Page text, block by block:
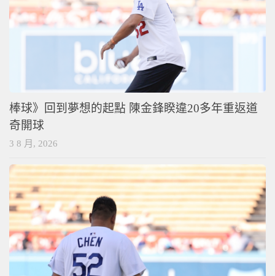
棒球》回到夢想的起點 陳金鋒睽違20多年重返道
奇開球
3 8 月, 2026